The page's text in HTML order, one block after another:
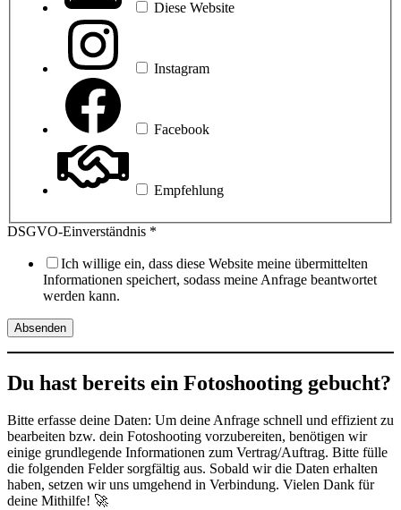
Diese Website
Instagram
Facebook
Empfehlung
DSGVO-Einverständnis *
Ich willige ein, dass diese Website meine übermittelten
Informationen speichert, sodass meine Anfrage beantwortet
werden kann.
Absenden
Du hast bereits ein Fotoshooting gebucht?
Bitte erfasse deine Daten: Um deine Anfrage schnell und effizient zu
bearbeiten bzw. dein Fotoshooting vorzubereiten, benötigen wir
einige grundlegende Informationen zum Vertrag/Auftrag. Bitte fülle
die folgenden Felder sorgfältig aus. Sobald wir die Daten erhalten
haben, setzen wir uns umgehend in Verbindung. Vielen Dank für
deine Mithilfe! 🚀